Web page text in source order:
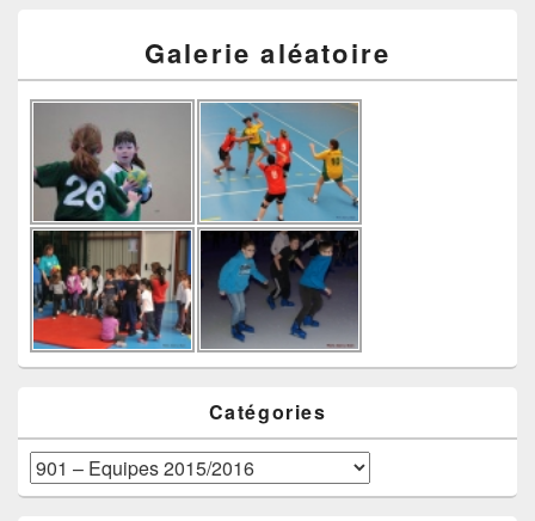
Galerie aléatoire
Catégories
Catégories